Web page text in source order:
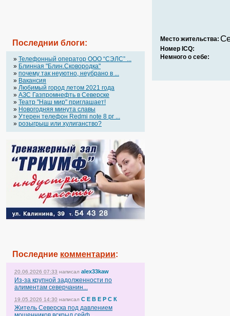
Последнии блоги:
» Телефонный оператор OOO “СЭЛС” ...
» Блинная "Блин.Сковородка"
» почему так неуютно, неубрано в ...
» Вакансия
» Любимый город летом 2021 года
» АЗС Газпромнефть в Северске
» Театр "Наш мир" приглашает!
» Новогодняя минута славы
» Утерен телефон Redmi note 8 pr ...
» розыгрыш или хулиганство?
Последние комментарии:
20.06.2026 07:33 написал alex33kaw
Из-за крупной задолженности по
алиментам северчанин...
19.05.2026 14:30 написал С Е В Е Р С К
Житель Северска под давлением
Место жительства:
Номер ICQ:
Немного о себе: